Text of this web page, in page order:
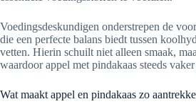
Voedingsdeskundigen onderstrepen de
die een perfecte balans biedt tussen
vetten. Hierin schuilt niet alleen smaak,
waardoor appel met pindakaas steeds
Wat maakt appel en pindakaas zo